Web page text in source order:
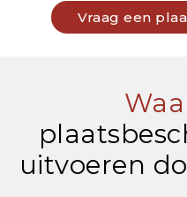
Vraag een
uitvoeren